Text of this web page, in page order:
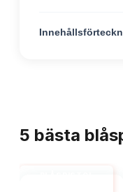
5 bästa